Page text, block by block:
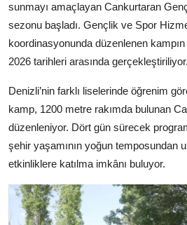
sunmayı amaçlayan Cankurtaran
sezonu başladı. Gençlik ve Spor
koordinasyonunda düzenlenen
2026 tarihleri arasında gerçekleştiriliyor.
Denizli’nin farklı liselerinde öğrenim
kamp, 1200 metre rakımda bulunan
düzenleniyor. Dört gün sürecek
şehir yaşamının yoğun temposundan
etkinliklere katılma imkânı buluyor.